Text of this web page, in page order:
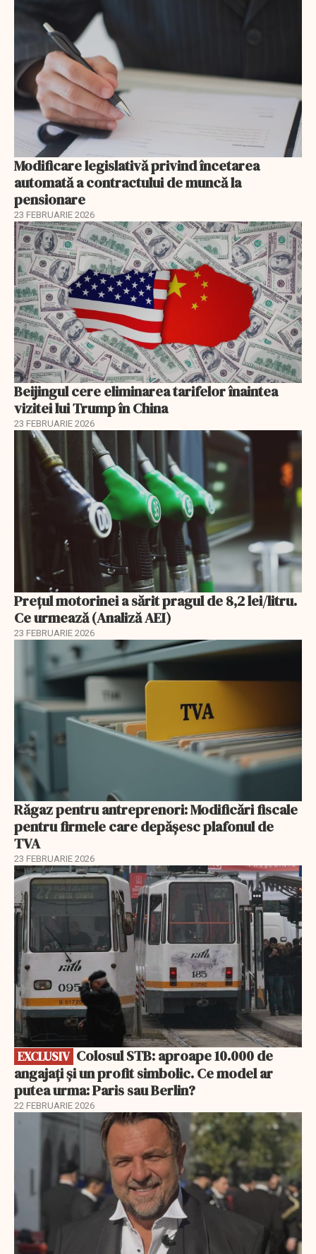
Modificare legislativă privind încetarea
automată a contractului de muncă la
pensionare
23 FEBRUARIE 2026
Beijingul cere eliminarea tarifelor înaintea
vizitei lui Trump în China
23 FEBRUARIE 2026
Prețul motorinei a sărit pragul de 8,2 lei/litru.
Ce urmează (Analiză AEI)
23 FEBRUARIE 2026
Răgaz pentru antreprenori: Modificări fiscale
pentru firmele care depășesc plafonul de
TVA
23 FEBRUARIE 2026
EXCLUSIV
EXCLUSIV
angajați și un profit simbolic. Ce model ar
putea urma: Paris sau Berlin?
22 FEBRUARIE 2026
EXCLUSIV